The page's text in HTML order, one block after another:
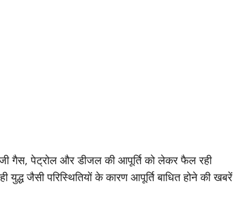
गैस, पेट्रोल और डीजल की आपूर्ति को लेकर फैल रही
युद्ध जैसी परिस्थितियों के कारण आपूर्ति बाधित होने की खबरें